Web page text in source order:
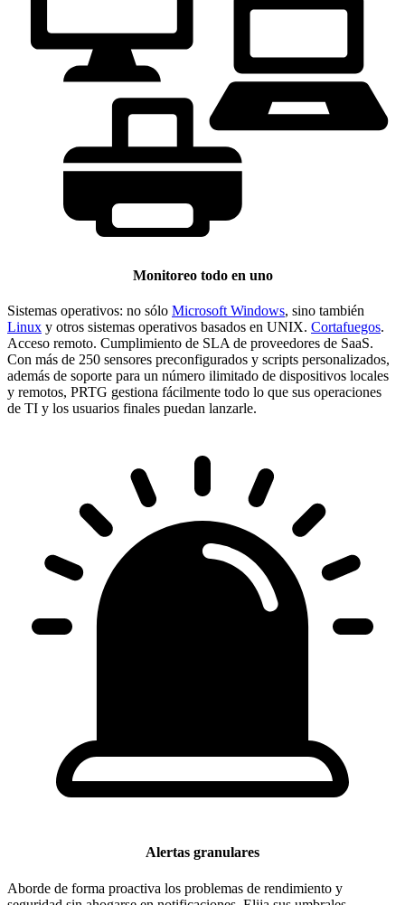
Monitoreo todo en uno
Sistemas operativos: no sólo Microsoft Windows, sino también
Linux y otros sistemas operativos basados en UNIX. Cortafuegos.
Acceso remoto. Cumplimiento de SLA de proveedores de SaaS.
Con más de 250 sensores preconfigurados y scripts personalizados,
además de soporte para un número ilimitado de dispositivos locales
y remotos, PRTG gestiona fácilmente todo lo que sus operaciones
de TI y los usuarios finales puedan lanzarle.
Alertas granulares
Aborde de forma proactiva los problemas de rendimiento y